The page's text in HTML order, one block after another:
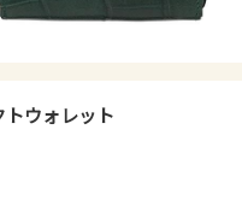
トウォレット